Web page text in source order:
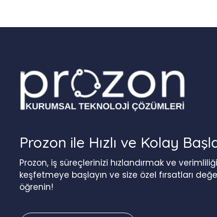
Prozon ile Hızlı ve Kolay
Prozon, iş süreçlerinizi hızlandırmak ve
keşfetmeye başlayın ve size özel fırsatları
öğrenin!